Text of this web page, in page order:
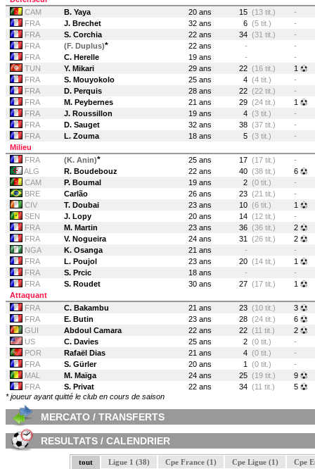
CAM
B. Yaya 20 ans 15 (13 tit.)
-
FRA
J. Brechet 32 ans 6 (5 tit.)
-
FRA
S. Corchia 22 ans 34 (31 tit.)
-
FRA
(F. Duplus)* 22 ans -
-
FRA
C. Herelle 19 ans -
-
TUN
Y. Mikari 29 ans 22 (16 tit.)
1
FRA
S. Mouyokolo 25 ans 4 (4 tit.)
-
FRA
D. Perquis 28 ans 22 (22 tit.)
-
FRA
M. Peybernes 21 ans 29 (24 tit.)
1
FRA
J. Roussillon 19 ans 4 (3 tit.)
-
FRA
D. Sauget 32 ans 38 (37 tit.)
-
FRA
L. Zouma 18 ans 5 (3 tit.)
-
Milieu
FRA
(K. Anin)* 25 ans 17 (17 tit.)
-
ALG
R. Boudebouz 22 ans 40 (38 tit.)
6
CAM
P. Boumal 19 ans 2 (0 tit.)
-
BRE
Carlão 26 ans 23 (21 tit.)
-
CIV
T. Doubai 23 ans 10 (6 tit.)
1
SEN
J. Lopy 20 ans 14 (12 tit.)
-
FRA
M. Martin 23 ans 36 (36 tit.)
2
FRA
V. Nogueira 24 ans 31 (26 tit.)
2
NGA
K. Osanga 21 ans -
-
FRA
L. Poujol 23 ans 20 (14 tit.)
1
FRA
S. Prcic 18 ans -
-
FRA
S. Roudet 30 ans 27 (17 tit.)
1
Attaquant
FRA
C. Bakambu 21 ans 23 (10 tit.)
3
FRA
E. Butin 23 ans 28 (24 tit.)
6
GUI
Abdoul Camara 22 ans 22 (11 tit.)
2
US
C. Davies 25 ans 2 (0 tit.)
-
POR
Rafaël Dias 21 ans 4 (0 tit.)
-
FRA
S. Gürler 20 ans 1 (0 tit.)
-
MAL
M. Maïga 24 ans 25 (19 tit.)
9
FRA
S. Privat 22 ans 34 (11 tit.)
5
* joueur ayant quitté le club en cours de saison
MERCATO / TRANSFERTS
RESULTATS / CALENDRIER
tout Ligue 1 (38) Cpe France (1) Cpe Ligue (1) Cpe